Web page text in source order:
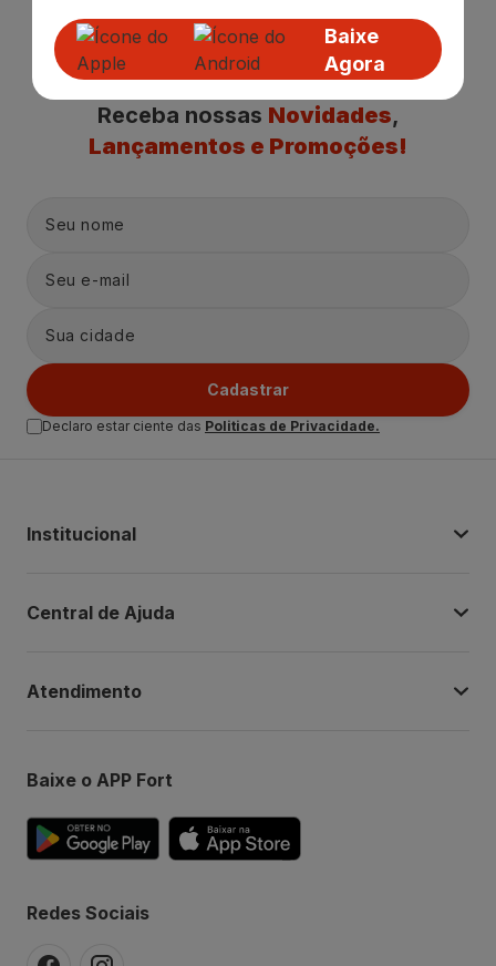
Baixe
Agora
Receba nossas Novidades,
Lançamentos e Promoções!
Cadastrar
Declaro estar ciente das Politicas de Privacidade.
Institucional
Central de Ajuda
Atendimento
Baixe o APP Fort
Redes Sociais